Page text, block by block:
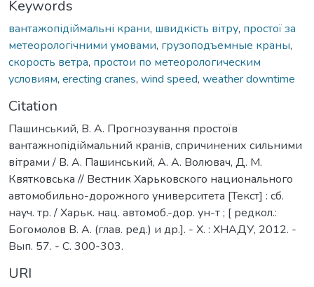
Keywords
вантажопідіймальні крани, швидкість вітру, простої за
метеорологічними умовами, грузоподъемные краны,
скорость ветра, простои по метеорологическим
условиям, erecting cranes, wind speed, weather downtime
Citation
Пашинський, В. А. Прогнозування простоїв
вантажнопідіймальний кранів, спричинених сильними
вітрами / В. А. Пашинський, А. А. Волювач, Д. М.
Квятковська // Вестник Харьковского национального
автомобильно-дорожного университета [Текст] : сб.
науч. тр. / Харьк. нац. автомоб.-дор. ун-т ; [ редкол.:
Богомолов В. А. (глав. ред.) и др.]. - Х. : ХНАДУ, 2012. -
Вып. 57. - C. 300-303.
URI